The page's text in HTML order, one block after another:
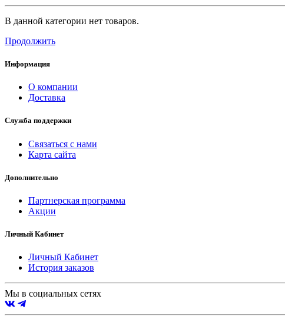
В данной категории нет товаров.
Продолжить
Информация
О компании
Доставка
Служба поддержки
Связаться с нами
Карта сайта
Дополнительно
Партнерская программа
Акции
Личный Кабинет
Личный Кабинет
История заказов
Мы в социальных сетях